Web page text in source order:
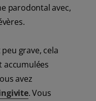
parodontal avec,
grave, cela
accumulées
avez
. Vous